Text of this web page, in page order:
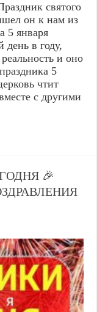
святого
он к нам из
5 января
день в году,
и оно
5
чтит
с другими
🎉